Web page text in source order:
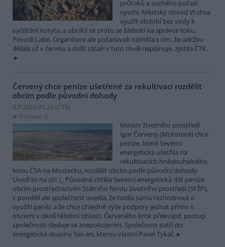
průtoků a suchého počasí
vyschl. Městský obvod VI chce
využít období bez vody k
vyčištění koryta, a obrátil se proto se žádostí na správce toku,
Povodí Labe. Organizace ale požadavek odmítla s tím, že údržbu
dělala už v červnu a další zásah v tuto chvíli neplánuje, zjistila ČTK.
Červený chce peníze ušetřené za rekultivaci rozdělit
obcím podle původní dohody
5.8.2026 01:29 (ČTK)
Diskuse: 2
Ministr životního prostředí
Igor Červený (Motoristé) chce
peníze, které Severní
energetická ušetřila na
rekultivacích hnědouhelného
lomu ČSA na Mostecku, rozdělit obcím podle původní dohody.
Uvedl to na síti X. Původně chtěla Severní energetická dát peníze
obcím prostřednictvím Státního fondu životního prostředí (SFŽP),
v pondělí ale společnost uvedla, že hodlá sama rozhodnout o
využití peněz a že chce ohledně výše podpory jednat přímo s
obcemi v okolí těžební oblasti. Červeného krok překvapil, postup
společnosti sleduje se znepokojením. Společnost patří do
energetické skupiny Sev.en, kterou vlastní Pavel Tykač.